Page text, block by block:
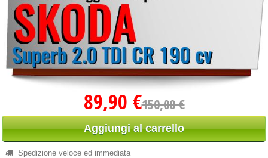
89,90 €150,00 €
Aggiungi al carrello
Spedizione veloce ed immediata